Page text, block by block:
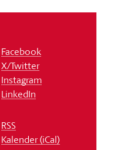
Facebook
X/Twitter
Instagram
LinkedIn
RSS
Kalender (iCal)